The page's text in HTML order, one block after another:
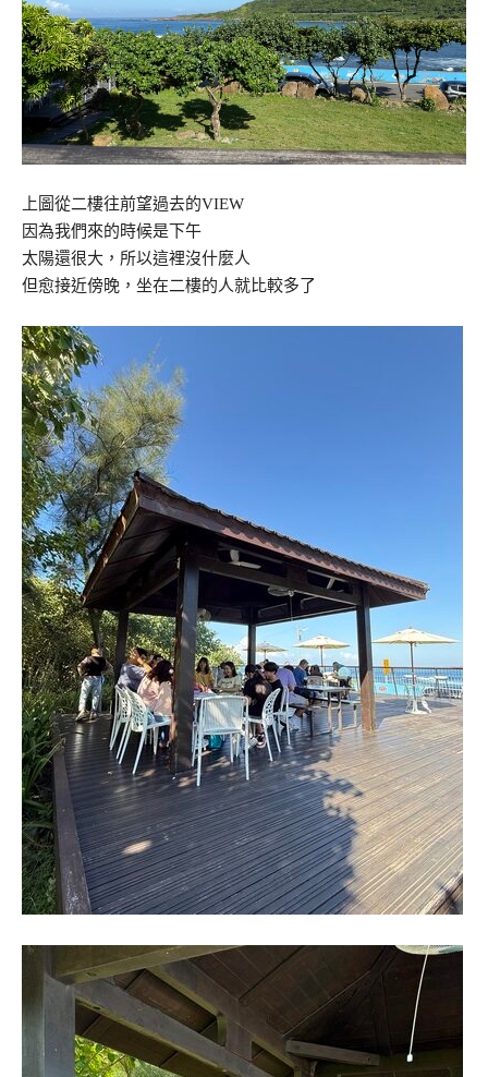
上圖從二樓往前望過去的VIEW
因為我們來的時候是下午
太陽還很大，所以這裡沒什麼人
但愈接近傍晚，坐在二樓的人就比較多了